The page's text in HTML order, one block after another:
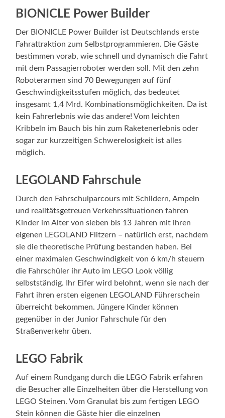
BIONICLE Power Builder
Der BIONICLE Power Builder ist Deutschlands erste
Fahrattraktion zum Selbstprogrammieren. Die Gäste
bestimmen vorab, wie schnell und dynamisch die Fahrt
mit dem Passagierroboter werden soll. Mit den zehn
Roboterarmen sind 70 Bewegungen auf fünf
Geschwindigkeitsstufen möglich, das bedeutet
insgesamt 1,4 Mrd. Kombinationsmöglichkeiten. Da ist
kein Fahrerlebnis wie das andere! Vom leichten
Kribbeln im Bauch bis hin zum Raketenerlebnis oder
sogar zur kurzzeitigen Schwerelosigkeit ist alles
möglich.
LEGOLAND Fahrschule
Durch den Fahrschulparcours mit Schildern, Ampeln
und realitätsgetreuen Verkehrssituationen fahren
Kinder im Alter von sieben bis 13 Jahren mit ihren
eigenen LEGOLAND Flitzern – natürlich erst, nachdem
sie die theoretische Prüfung bestanden haben. Bei
einer maximalen Geschwindigkeit von 6 km/h steuern
die Fahrschüler ihr Auto im LEGO Look völlig
selbstständig. Ihr Eifer wird belohnt, wenn sie nach der
Fahrt ihren ersten eigenen LEGOLAND Führerschein
überreicht bekommen. Jüngere Kinder können
gegenüber in der Junior Fahrschule für den
Straßenverkehr üben.
LEGO Fabrik
Auf einem Rundgang durch die LEGO Fabrik erfahren
die Besucher alle Einzelheiten über die Herstellung von
LEGO Steinen. Vom Granulat bis zum fertigen LEGO
Stein können die Gäste hier die einzelnen